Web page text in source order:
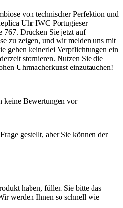
von technischer Perfektion und
Uhr IWC Portugieser
767. Drücken Sie jetzt auf
zu zeigen, und wir melden uns mit
gehen keinerlei Verpflichtungen ein
stornieren. Nutzen Sie die
Uhrmacherkunst einzutauchen!
keine Bewertungen vor
gestellt, aber Sie können der
haben, füllen Sie bitte das
werden Ihnen so schnell wie